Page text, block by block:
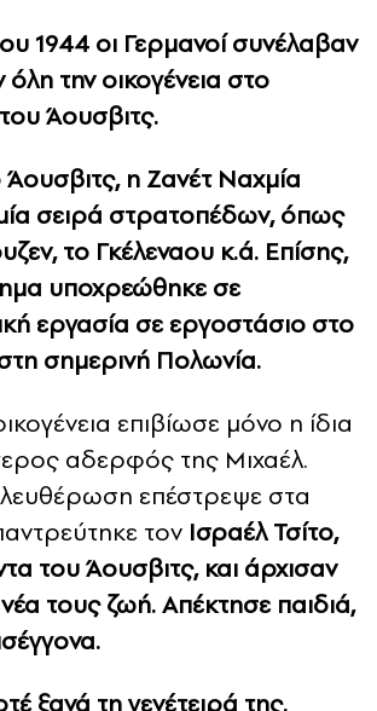
1944 οι Γερμανοί συνέλαβαν
όλη την οικογένεια στο
Άουσβιτς.
η Ζανέτ Ναχμία
σειρά στρατοπέδων, όπως
το Γκέλεναου κ.ά. Επίσης,
υποχρεώθηκε σε
εργασία σε εργοστάσιο στο
σημερινή Πολωνία.
επιβίωσε μόνο η ίδια
αδερφός της Μιχαέλ.
επέστρεψε στα
τον Ισραέλ Τσίτο,
του Άουσβιτς, και άρχισαν
τους ζωή. Απέκτησε παιδιά,
ξανά τη γενέτειρά της.